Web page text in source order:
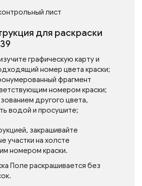
лист
для раскраски
графическую карту и
номер цвета краски;
фрагмент
номером краски;
другого цвета,
водой и просушите;
закрашивайте
участки на холсте
номером краски.
Поле раскрашивается без